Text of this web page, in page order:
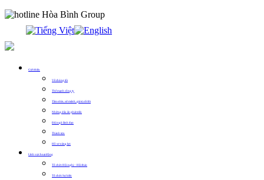
Giới thiệu
Về chúng tôi
Thế mạnh công ty
Tầm nhìn, sứ mệnh, giá trị cốt lõi
Những dấu ấn phát triển
Đội ngũ lãnh đạo
Thành tựu
Hồ sơ năng lực
Lĩnh vực hoạt động
Tổ chức Hội nghị – Hội thảo
Tổ chức Sự kiện